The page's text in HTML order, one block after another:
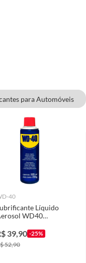
para Automóveis
40
Líquido
WD40
39,90 -25%
52,90